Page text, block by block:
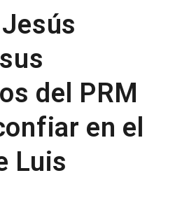
del PRM
en el
Luis